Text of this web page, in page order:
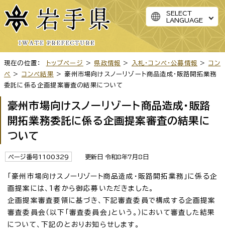
SELECT
LANGUAGE
現在の位置： トップページ > 県政情報 > 入札・コンペ・公募情報 > コン
ペ
> コンペ結果 > 豪州市場向けスノーリゾート商品造成・販路開拓業務
委託に係る企画提案審査の結果について
豪州市場向けスノーリゾート商品造成・販路
開拓業務委託に係る企画提案審査の結果に
ついて
ページ番号1100329 更新日 令和8年7月8日
「豪州市場向けスノーリゾート商品造成・販路開拓業務」に係る企
画提案には、1者から御応募いただきました。
企画提案審査要領に基づき、下記審査委員で構成する企画提案
審査委員会（以下「審査委員会」という。）において審査した結果
について、下記のとおりお知らせします。